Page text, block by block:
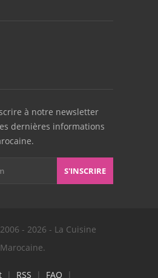
à notre newsletter
dernières informations
S'INSCRIRE
- 2026 - La Cuisine
Marocaine.
| RSS | FAQ |